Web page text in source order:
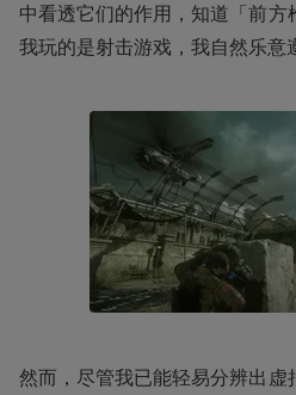
中看透它们的作用，知道「前
我玩的是射击游戏，我自然乐意
然而，尽管我已能轻易分辨出